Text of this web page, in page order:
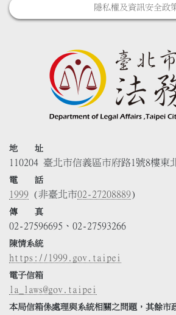
隱私權及資訊安全政
地 址
110204 臺北市信義區市府路1號8樓東
電 話
1999 (非臺北市02-27208889)
傳 真
02-27596695、02-27593266
陳情系統
https://1999.gov.taipei
電子信箱
la_laws@gov.taipei
本局信箱係處理與系統相關之問題，其餘市